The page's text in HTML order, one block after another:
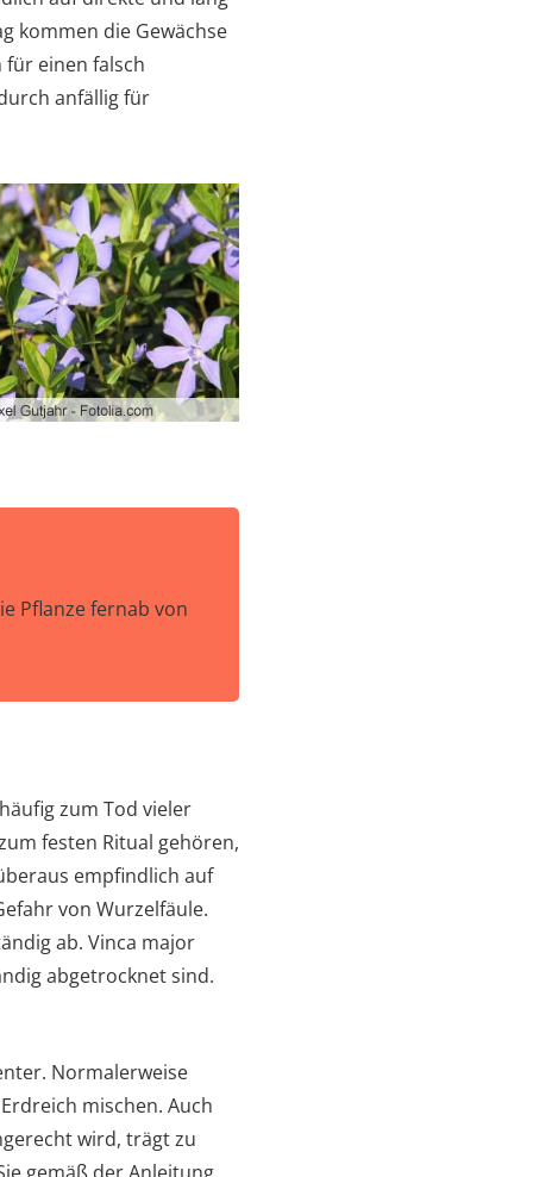
kommen die Gewächse
einen falsch
anfällig für
Pflanze fernab von
zum Tod vieler
festen Ritual gehören,
empfindlich auf
von Wurzelfäule.
ab. Vinca major
abgetrocknet sind.
Normalerweise
mischen. Auch
wird, trägt zu